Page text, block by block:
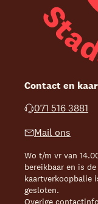
Contact en
071 516 3881
Mail ons
Wo t/m vr van
bereikbaar en is
kaartverkoopbalie
gesloten.
Overige